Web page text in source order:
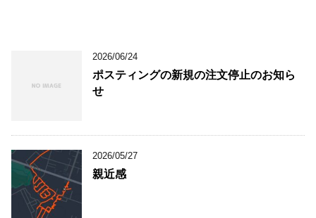
2026/06/24
ポスティングの新規の注文停止のお知ら
せ
2026/05/27
親近感